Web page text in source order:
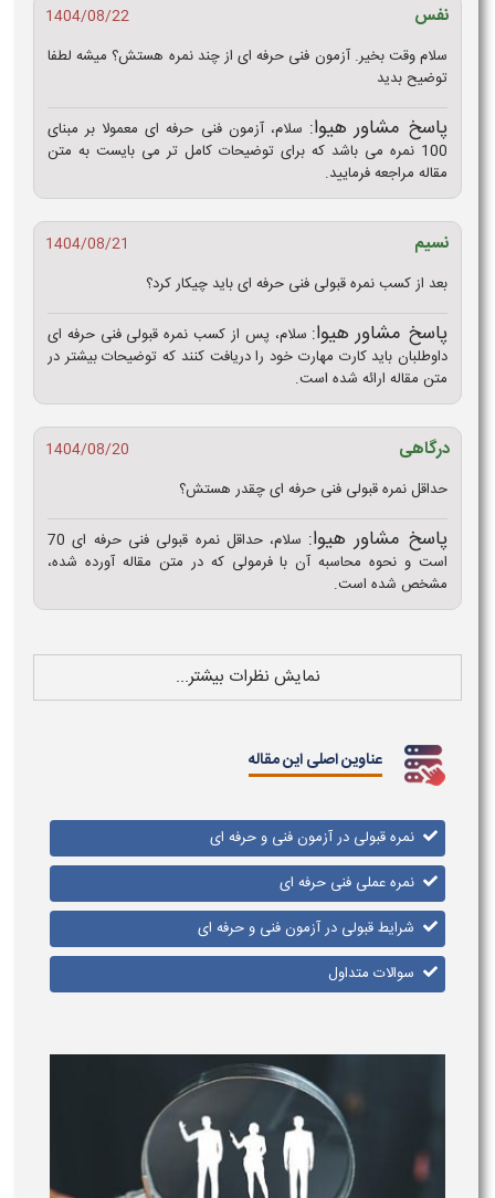
نفس
1404/08/22
سلام وقت بخیر. آزمون فنی حرفه ای از چند نمره هستش؟ میشه لطفا
توضیح بدید
پاسخ مشاور هیوا: سلام، آزمون فنی حرفه ای معمولا بر مبنای
100 نمره می باشد که برای توضیحات کامل تر می بایست به متن
مقاله مراجعه فرمایید.
نسیم
1404/08/21
بعد از کسب نمره قبولی فنی حرفه ای باید چیکار کرد؟
پاسخ مشاور هیوا: سلام، پس از کسب نمره قبولی فنی حرفه ای
داوطلبان باید کارت مهارت خود را دریافت کنند که توضیحات بیشتر در
متن مقاله ارائه شده است.
درگاهی
1404/08/20
حداقل نمره قبولی فنی حرفه ای چقدر هستش؟
پاسخ مشاور هیوا:
سلام، حداقل نمره قبولی فنی حرفه ای 70
است و نحوه محاسبه آن با فرمولی که در متن مقاله آورده شده،
مشخص شده است.
نمایش نظرات بیشتر...
عناوین اصلی این مقاله
نمره قبولی در آزمون فنی و حرفه ای
نمره عملی فنی حرفه ای
شرایط قبولی در آزمون فنی و حرفه ای
سوالات متداول